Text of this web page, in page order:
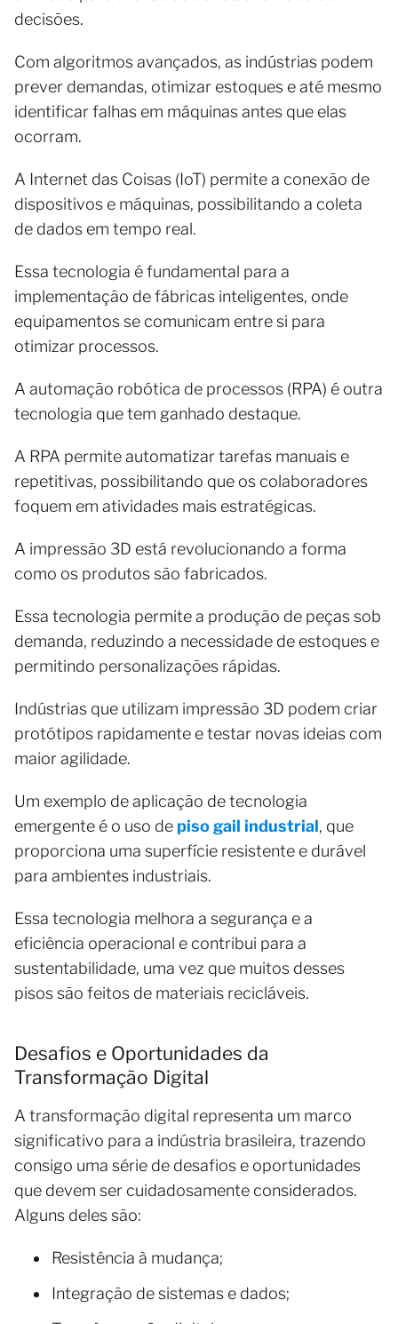
decisões.
Com algoritmos avançados, as indústrias podem
prever demandas, otimizar estoques e até mesmo
identificar falhas em máquinas antes que elas
ocorram.
A Internet das Coisas (IoT) permite a conexão de
dispositivos e máquinas, possibilitando a coleta
de dados em tempo real.
Essa tecnologia é fundamental para a
implementação de fábricas inteligentes, onde
equipamentos se comunicam entre si para
otimizar processos.
A automação robótica de processos (RPA) é outra
tecnologia que tem ganhado destaque.
A RPA permite automatizar tarefas manuais e
repetitivas, possibilitando que os colaboradores
foquem em atividades mais estratégicas.
A impressão 3D está revolucionando a forma
como os produtos são fabricados.
Essa tecnologia permite a produção de peças sob
demanda, reduzindo a necessidade de estoques e
permitindo personalizações rápidas.
Indústrias que utilizam impressão 3D podem criar
protótipos rapidamente e testar novas ideias com
maior agilidade.
Um exemplo de aplicação de tecnologia
emergente é o uso de piso gail industrial, que
proporciona uma superfície resistente e durável
para ambientes industriais.
Essa tecnologia melhora a segurança e a
eficiência operacional e contribui para a
sustentabilidade, uma vez que muitos desses
pisos são feitos de materiais recicláveis.
Desafios e Oportunidades da
Transformação Digital
A transformação digital representa um marco
significativo para a indústria brasileira, trazendo
consigo uma série de desafios e oportunidades
que devem ser cuidadosamente considerados.
Alguns deles são:
Resistência à mudança;
Integração de sistemas e dados;